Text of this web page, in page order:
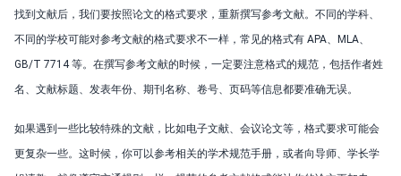
找到文献后，我们要按照论文的格式要求，重新撰写参考文献。不同的学科、
不同的学校可能对参考文献的格式要求不一样，常见的格式有 APA、MLA、
GB/T 7714 等。在撰写参考文献的时候，一定要注意格式的规范，包括作者姓
名、文献标题、发表年份、期刊名称、卷号、页码等信息都要准确无误。
如果遇到一些比较特殊的文献，比如电子文献、会议论文等，格式要求可能会
更复杂一些。这时候，你可以参考相关的学术规范手册，或者向导师、学长学